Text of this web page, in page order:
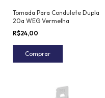
Tomada Para Condulete Dupla
20a WEG Vermelha
R$24,00
Comprar